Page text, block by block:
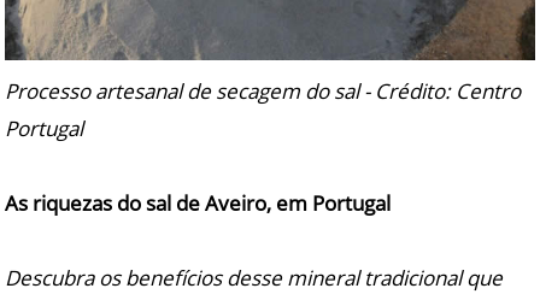
Processo artesanal de secagem do sal - Crédito: Centro
Portugal
As riquezas do sal de Aveiro, em Portugal
Descubra os benefícios desse mineral tradicional que